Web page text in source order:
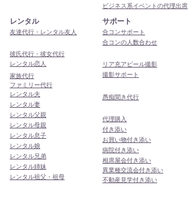
ビジネス系イベントの代理出席
レンタル
友達代行・レンタル友人
彼氏代行・彼女代行
家族代行
ファミリー代行
レンタル夫
レンタル妻
レンタル父親
レンタル母親
レンタル息子
レンタル娘
レンタル兄弟
レンタル姉妹
レンタル祖父・祖母
レンタル恋人
サポート
合コンサポート
合コンの人数合わせ
リア充アピール撮影
撮影サポート
​愚痴聞き代行
代理購入
付き添い
お買い物付き添い
病院付き添い
相席屋会付き添い
異業種交流会付き添い
​不動産見学付き添い